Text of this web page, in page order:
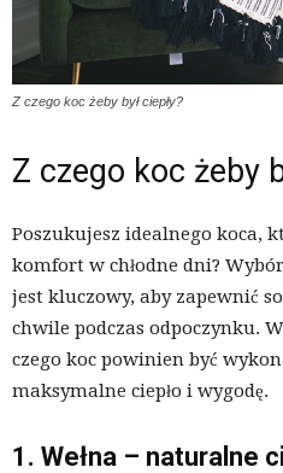
Z czego koc żeby był ciepły?
Z czego koc żeby
Poszukujesz idealnego koca,
komfort w chłodne dni?
jest kluczowy, aby zapewnić
chwile podczas odpoczynku.
czego koc powinien być
maksymalne ciepło i wygodę.
1. Wełna – naturalne